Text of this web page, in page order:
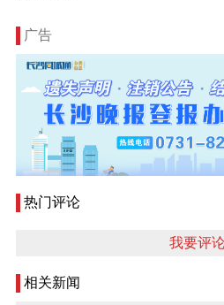
广告
热门评论
我要评
相关新闻